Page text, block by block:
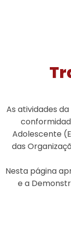
As atividades
Adolescente
das
Nesta página
e a